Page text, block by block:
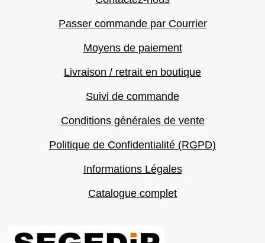
Passer commande par Courrier
Moyens de paiement
Livraison / retrait en boutique
Suivi de commande
Conditions générales de vente
Politique de Confidentialité (RGPD)
Informations Légales
Catalogue complet